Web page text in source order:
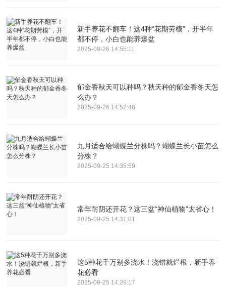
新手养花不翻车！这4种“花期劳模”，开半年
都不停，小白也能养爆盆
2025-09-26 14:55:11
郁金香秋天可以种吗？秋天种的郁金香冬天怎
么办？
2025-09-26 14:52:48
九月适合给蝴蝶兰分株吗？蝴蝶兰长小苗怎么
分株？
2025-09-25 14:35:59
常年耐阴还开花？这三盆“神仙植物”太省心！
2025-09-25 14:31:01
这5种花千万别多浇水！浇错就烂根，新手养
花必看
2025-09-25 14:29:17